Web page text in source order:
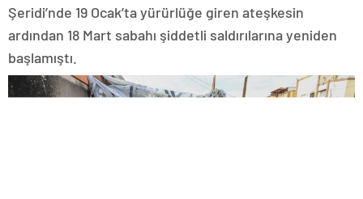
Şeridi’nde 19 Ocak’ta yürürlüğe giren ateşkesin
ardından 18 Mart sabahı şiddetli saldırılarına yeniden
başlamıştı.